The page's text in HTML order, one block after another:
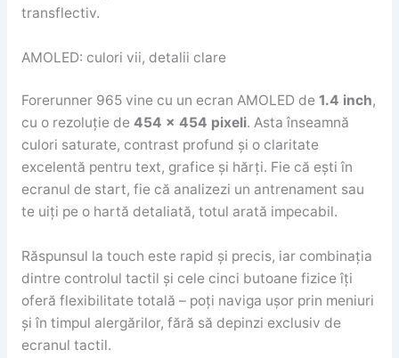
transflectiv.
AMOLED: culori vii, detalii clare
Forerunner 965 vine cu un ecran AMOLED de 1.4 inch,
cu o rezoluție de 454 x 454 pixeli. Asta înseamnă
culori saturate, contrast profund și o claritate
excelentă pentru text, grafice și hărți. Fie că ești în
ecranul de start, fie că analizezi un antrenament sau
te uiți pe o hartă detaliată, totul arată impecabil.
Răspunsul la touch este rapid și precis, iar combinația
dintre controlul tactil și cele cinci butoane fizice îți
oferă flexibilitate totală – poți naviga ușor prin meniuri
și în timpul alergărilor, fără să depinzi exclusiv de
ecranul tactil.